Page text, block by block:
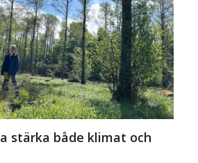
stärka både klimat och